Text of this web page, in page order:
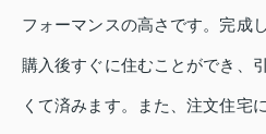
フォーマンスの高さです。完成
購入後すぐに住むことができ、
くて済みます。また、注文住宅